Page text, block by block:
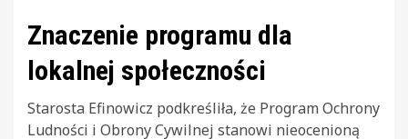
Znaczenie programu dla
lokalnej społeczności
Starosta Efinowicz podkreśliła, że Program Ochrony
Ludności i Obrony Cywilnej stanowi nieocenioną